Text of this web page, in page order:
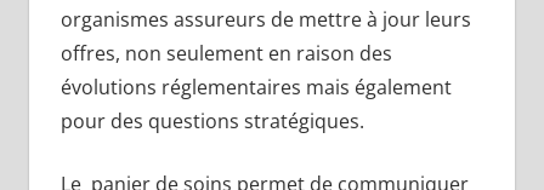
organismes assureurs de mettre à jour leurs
offres, non seulement en raison des
évolutions réglementaires mais également
pour des questions stratégiques.
Le panier de soins permet de communiquer